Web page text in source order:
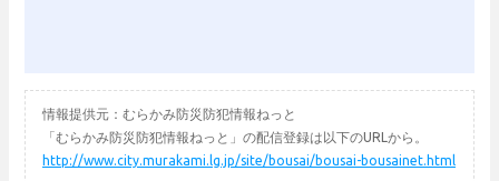
情報提供元：むらかみ防災防犯情報ねっと
「むらかみ防災防犯情報ねっと」の配信登録は以下のURLから。
http://www.city.murakami.lg.jp/site/bousai/bousai-bousainet.html